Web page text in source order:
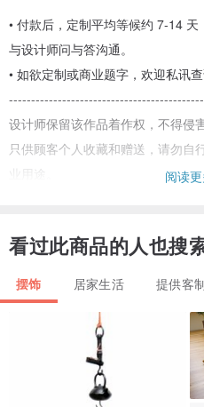
•⁠ 付款后，定制平均等候约 7-14
与设计师问与答沟通。
•⁠ ⁠如欲定制或商业题字，欢迎私讯查
设计师保留该作品着作权，不得侵
只供顾客个人收藏和赠送，请勿自
I G：leocalligraphydesign / 字艺
阅读
看过此商品的人也搜
摆饰 居家生活 提供客